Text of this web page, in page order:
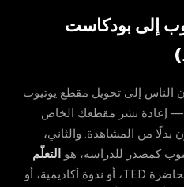
إلى بودكاست
الناس إلى تحويل مقطع يوتيوب
— إعادة نشر مقطعك الخاص
من المشاهدة. والثاني،
كمصدر للدراسة، هو التعلّم
— تحويل محاضرة جامعية، أو محاضرة TED، أو ندوة أكاديمية، أو